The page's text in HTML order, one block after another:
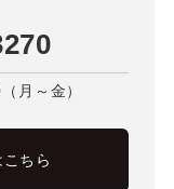
月～金）
ちら